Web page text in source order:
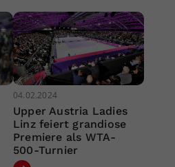
04.02.2024
Upper Austria Ladies
Linz feiert grandiose
Premiere als WTA-
500-Turnier